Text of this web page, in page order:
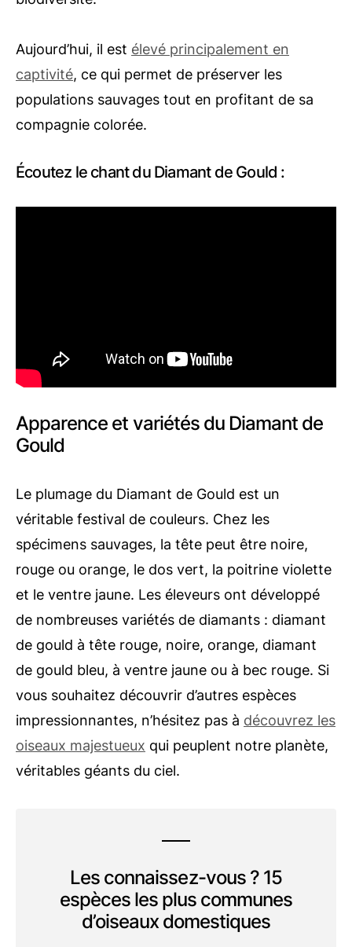
Aujourd’hui, il est élevé principalement en
captivité, ce qui permet de préserver les
populations sauvages tout en profitant de sa
compagnie colorée.
Écoutez le chant du Diamant de Gould :
Apparence et variétés du Diamant de
Gould
Le plumage du Diamant de Gould est un
véritable festival de couleurs. Chez les
spécimens sauvages, la tête peut être noire,
rouge ou orange, le dos vert, la poitrine violette
et le ventre jaune. Les éleveurs ont développé
de nombreuses variétés de diamants : diamant
de gould à tête rouge, noire, orange, diamant
de gould bleu, à ventre jaune ou à bec rouge. Si
vous souhaitez découvrir d’autres espèces
impressionnantes, n’hésitez pas à découvrez les
oiseaux majestueux qui peuplent notre planète,
véritables géants du ciel.
Les connaissez-vous ? 15
espèces les plus communes
d’oiseaux domestiques